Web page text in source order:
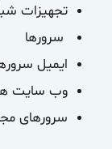
تجهیزات
سرورها
ایمیل
وب سایت
سرورهای